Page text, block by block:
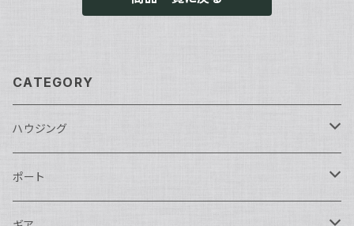
CATEGORY
ハウジング
Nikon用
Nauticam
ポート